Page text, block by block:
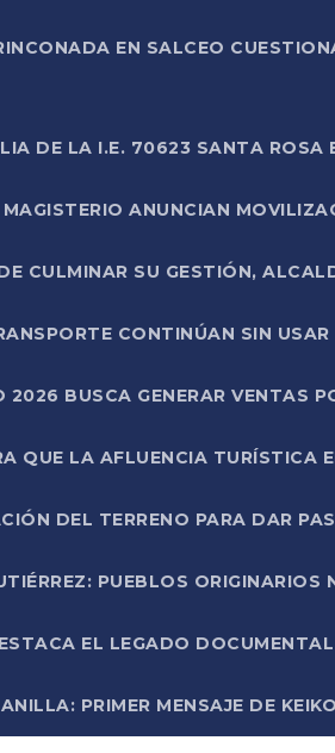
EN SALCEO
DE LA I.E. 70623 SANTA ROSA
MAGISTERIO ANUNCIAN
CULMINAR SU GESTIÓN,
CONTINÚAN SIN
2026 BUSCA GENERAR VENTAS
QUE LA AFLUENCIA TURÍSTICA
DEL TERRENO PARA DAR
PUEBLOS ORIGINARIOS
EL LEGADO
PRIMER MENSAJE DE